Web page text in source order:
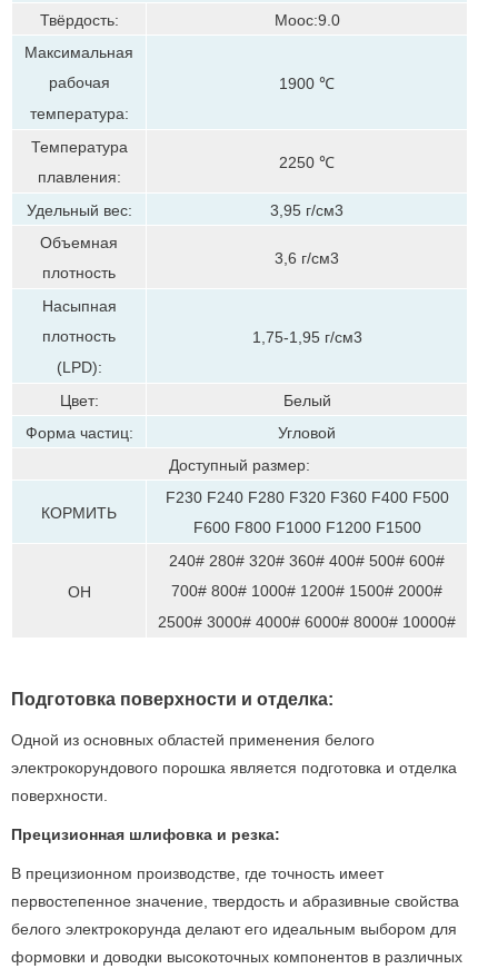
Твёрдость:
Моос:9.0
Максимальная
рабочая
температура:
1900 ℃
Температура
плавления:
2250 ℃
Удельный вес:
3,95 г/см3
Объемная
плотность
3,6 г/см3
Насыпная
плотность
(LPD):
1,75-1,95 г/см3
Цвет:
Белый
Форма частиц:
Угловой
Доступный размер:
КОРМИТЬ
F230 F240 F280 F320 F360 F400 F500
F600 F800 F1000 F1200 F1500
ОН
240# 280# 320# 360# 400# 500# 600#
700# 800# 1000# 1200# 1500# 2000#
2500# 3000# 4000# 6000# 8000# 10000#
Подготовка поверхности и отделка:
Одной из основных областей применения белого
электрокорундового порошка является подготовка и отделка
поверхности.
Прецизионная шлифовка и резка:
В прецизионном производстве, где точность имеет
первостепенное значение, твердость и абразивные свойства
белого электрокорунда делают его идеальным выбором для
формовки и доводки высокоточных компонентов в различных